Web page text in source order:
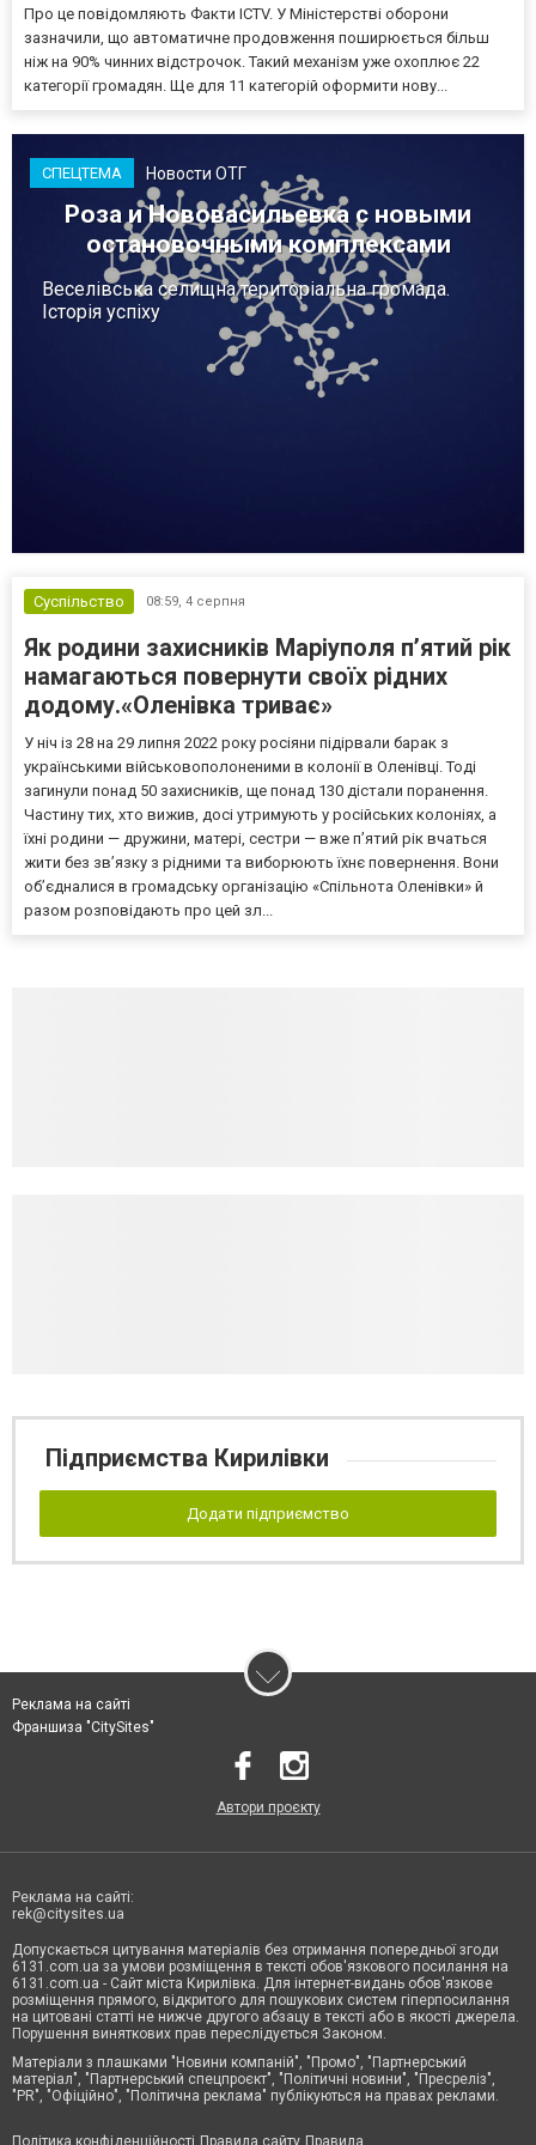
Про це повідомляють Факти ICTV. У Міністерстві оборони
зазначили, що автоматичне продовження поширюється більш
ніж на 90% чинних відстрочок. Такий механізм уже охоплює 22
категорії громадян. Ще для 11 категорій оформити нову...
СПЕЦТЕМА Новости ОТГ
Роза и Нововасильевка с новыми
остановочными комплексами
Веселівська селищна територіальна громада.
Історія успіху
Суспільство 08:59, 4 серпня
Як родини захисників Маріуполя пʼятий рік
намагаються повернути своїх рідних
додому.«Оленівка триває»
У ніч із 28 на 29 липня 2022 року росіяни підірвали барак з
українськими військовополоненими в колонії в Оленівці. Тоді
загинули понад 50 захисників, ще понад 130 дістали поранення.
Частину тих, хто вижив, досі утримують у російських колоніях, а
їхні родини — дружини, матері, сестри — вже п’ятий рік вчаться
жити без зв’язку з рідними та виборюють їхнє повернення. Вони
об’єдналися в громадську організацію «Спільнота Оленівки» й
разом розповідають про цей зл...
Підприємства Кирилівки
Додати підприємство
Реклама на сайті
Франшиза "CitySites"
Автори проєкту
Реклама на сайті:
rek@citysites.ua
Допускається цитування матеріалів без отримання попередньої згоди
6131.com.ua за умови розміщення в тексті обов'язкового посилання на
6131.com.ua - Сайт міста Кирилівка. Для інтернет-видань обов'язкове
розміщення прямого, відкритого для пошукових систем гіперпосилання
на цитовані статті не нижче другого абзацу в тексті або в якості джерела.
Порушення виняткових прав переслідується Законом.
Матеріали з плашками "Новини компаній", "Промо", "Партнерський
матеріал", "Партнерський спецпроєкт", "Політичні новини", "Пресреліз",
"PR", "Офіційно", "Політична реклама" публікуються на правах реклами.